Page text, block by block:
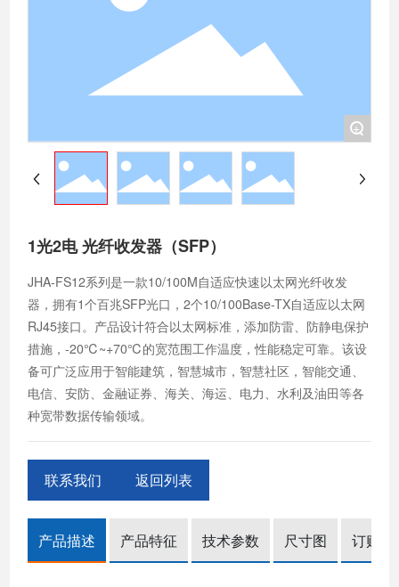
+
1光2电 光纤收发器（SFP）
JHA-FS12系列是一款10/100M自适应快速以太网光纤收发
器，拥有1个百兆SFP光口，2个10/100Base-TX自适应以太网
RJ45接口。产品设计符合以太网标准，添加防雷、防静电保护
措施，-20℃~+70℃的宽范围工作温度，性能稳定可靠。该设
备可广泛应用于智能建筑，智慧城市，智慧社区，智能交通、
电信、安防、金融证券、海关、海运、电力、水利及油田等各
种宽带数据传输领域。
联系我们 返回列表
产品描述 产品特征 技术参数 尺寸图 订购信